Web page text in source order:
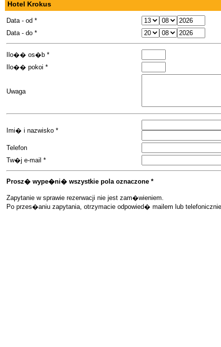
Hotel Krokus
Data - od *
Data - do *
Ilo�� os�b *
Ilo�� pokoi *
Uwaga
Imi� i nazwisko *
Telefon
Tw�j e-mail *
Prosz� wype�ni� wszystkie pola oznaczone *
Zapytanie w sprawie rezerwacji nie jest zam�wieniem.
Po przes�aniu zapytania, otrzymacie odpowied� mailem lub